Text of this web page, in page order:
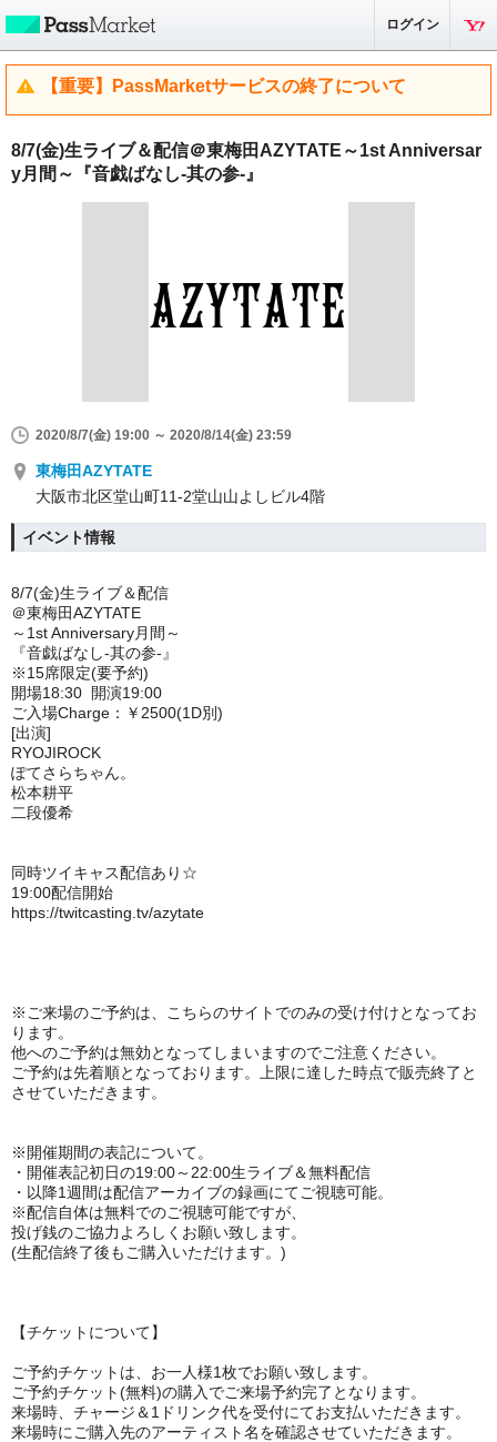
ログイン
【重要】PassMarketサービスの終了について
8/7(金)生ライブ＆配信＠東梅田AZYTATE～1st Anniversar
y月間～『音戯ばなし-其の参-』
2020/8/7(金) 19:00 ～ 2020/8/14(金) 23:59
東梅田AZYTATE
大阪市北区堂山町11-2堂山山よしビル4階
イベント情報
8/7(金)生ライブ＆配信
＠東梅田AZYTATE
～1st Anniversary月間～
『音戯ばなし-其の参-』
※15席限定(要予約)
開場18:30 開演19:00
ご入場Charge：￥2500(1D別)
[出演]
RYOJIROCK
ぽてさらちゃん。
松本耕平
二段優希
同時ツイキャス配信あり☆
19:00配信開始
https://twitcasting.tv/azytate
※ご来場のご予約は、
こちらのサイトでのみの受け付けとなってお
ります。
他へのご予約は無効となってしまいますのでご注意ください。
ご予約は先着順となっております。上限に達した時点で販売終了と
させていただきます。
※開催期間の表記について。
・開催表記初日の19:00～22:00生ライブ＆無料配信
・以降1週間は配信アーカイブの録画にてご視聴可能。
※配信自体は無料でのご視聴可能ですが、
投げ銭のご協力よろしくお願い致します。
(生配信終了後もご購入いただけます。)
【チケットについて】
ご予約チケットは、お一人様1枚でお願い致します。
ご予約チケット(無料)の購入でご来場予約完了となります。
来場時、チャージ＆1ドリンク代を受付にてお支払いただきます。
来場時にご購入先のアーティスト名を確認させていただきます。